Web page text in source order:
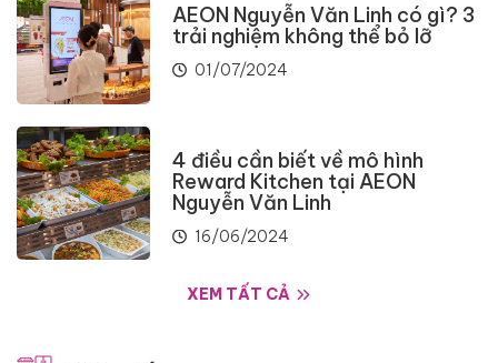
AEON Nguyễn Văn Linh có gì? 3
trải nghiệm không thể bỏ lỡ
01/07/2024
4 điều cần biết về mô hình
Reward Kitchen tại AEON
Nguyễn Văn Linh
16/06/2024
XEM TẤT CẢ